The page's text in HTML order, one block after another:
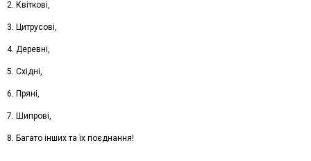
2. Квіткові,
3. Цитрусові,
4. Деревні,
5. Східні,
6. Пряні,
7. Шипрові,
8. Багато інших та їх поєднання!